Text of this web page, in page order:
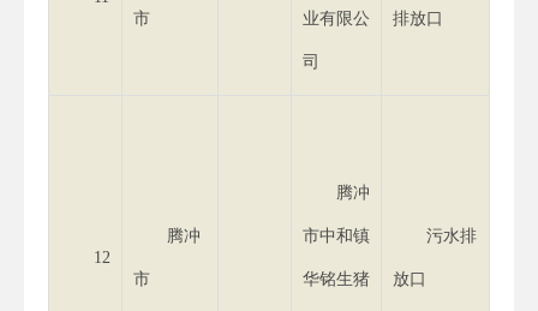
市
业有限公
司
排放口
12
腾冲
市
腾冲
市中和镇
华铭生猪
污水排
放口